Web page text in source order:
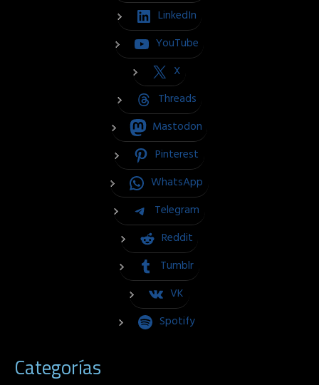
LinkedIn
YouTube
X
Threads
Mastodon
Pinterest
WhatsApp
Telegram
Reddit
Tumblr
VK
Spotify
Categorías